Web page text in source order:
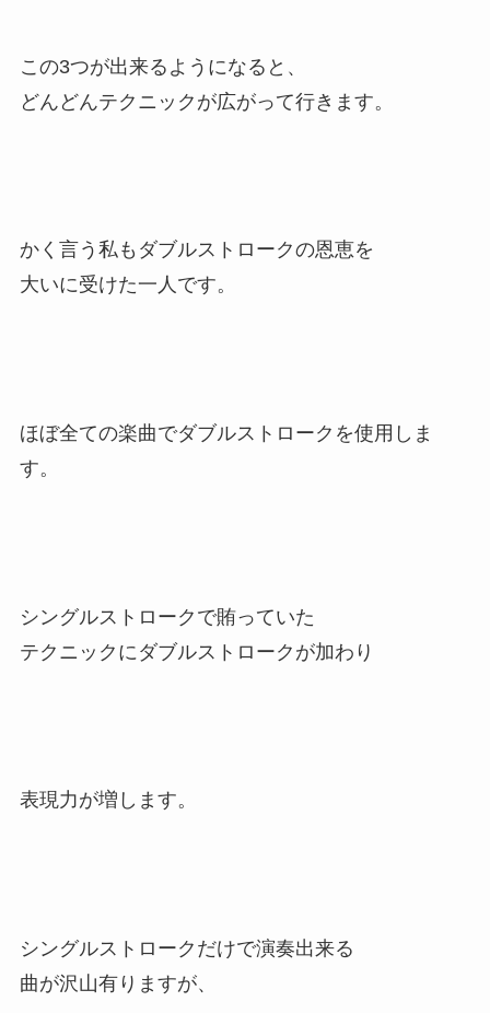
この3つが出来るようになると、
どんどんテクニックが広がって行きます。
かく言う私もダブルストロークの恩恵を
大いに受けた一人です。
ほぼ全ての楽曲でダブルストロークを使用しま
す。
シングルストロークで賄っていた
テクニックにダブルストロークが加わり
表現力が増します。
シングルストロークだけで演奏出来る
曲が沢山有りますが、